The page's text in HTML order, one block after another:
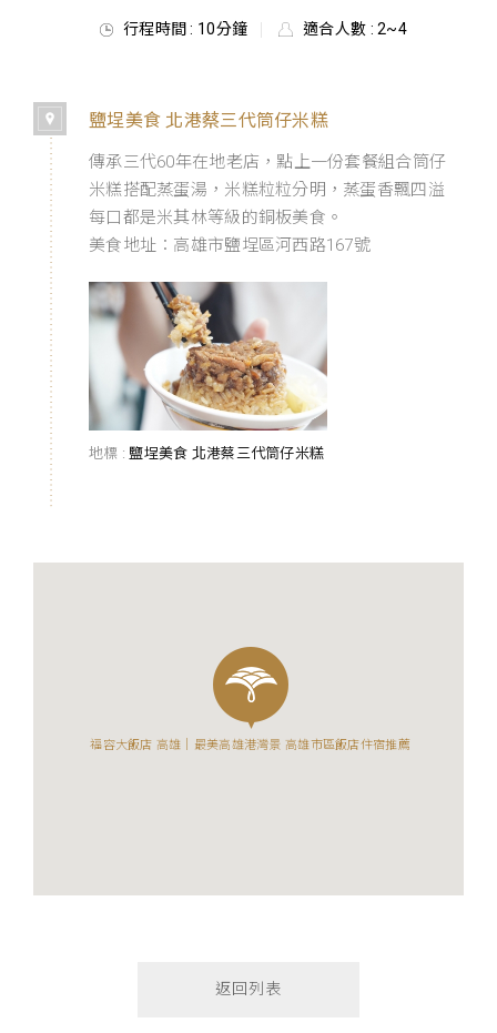
行程時間 : 10分鐘 適合人數 : 2~4
鹽埕美食 北港蔡三代筒仔米糕
傳承三代60年在地老店，點上一份套餐組合筒仔
米糕搭配蒸蛋湯，米糕粒粒分明，蒸蛋香飄四溢
每口都是米其林等級的銅板美食。
美食地址：高雄市鹽埕區河西路167號
地標 : 鹽埕美食 北港蔡三代筒仔米糕
福容大飯店 高雄｜最美高雄港灣景 高雄市區飯店住宿推薦
返回列表